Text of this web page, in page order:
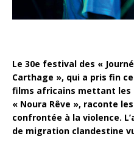
Le 30e festival des «
Carthage », qui a pris fin
films africains mettant les
« Noura Rêve », raconte
confrontée à la violence.
de migration clandestine